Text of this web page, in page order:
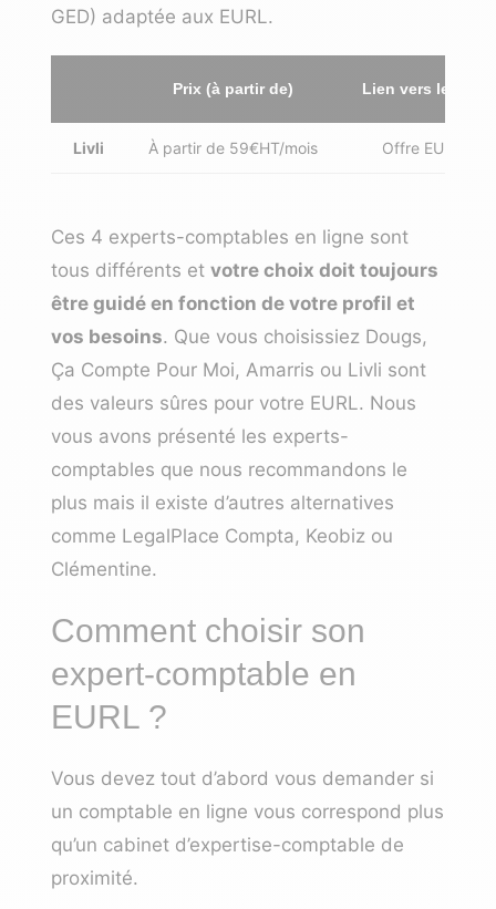
GED) adaptée aux EURL.
Prix (à partir de) Lien vers le site
Livli À partir de 59€HT/mois Offre EURL
Ces 4 experts-comptables en ligne sont
tous différents et votre choix doit toujours
être guidé en fonction de votre profil et
vos besoins. Que vous choisissiez Dougs,
Ça Compte Pour Moi, Amarris ou Livli sont
des valeurs sûres pour votre EURL. Nous
vous avons présenté les experts-
comptables que nous recommandons le
plus mais il existe d’autres alternatives
comme LegalPlace Compta, Keobiz ou
Clémentine.
Comment choisir son
expert-comptable en
EURL ?
Vous devez tout d’abord vous demander si
un comptable en ligne vous correspond plus
qu’un cabinet d’expertise-comptable de
proximité.